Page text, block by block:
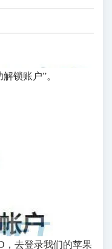
锁账户”。
，去登录我们的苹果